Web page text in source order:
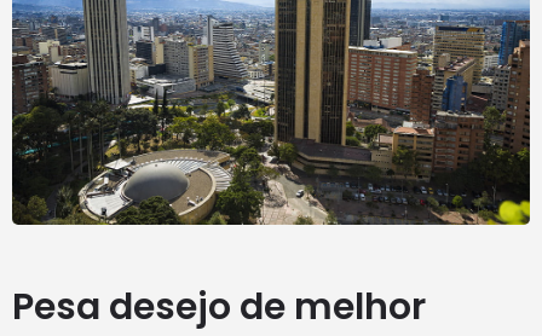
Pesa desejo de melhor